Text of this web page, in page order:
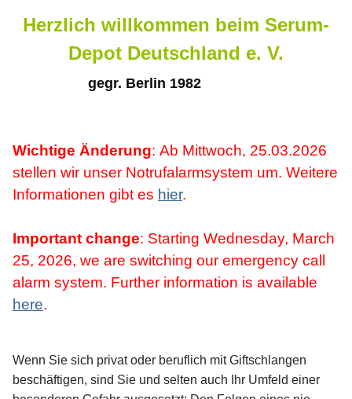
Herzlich willkommen beim Serum-
Depot Deutschland e. V.
gegr. Berlin 1982
Wichtige Änderung: Ab Mittwoch, 25.03.2026
stellen wir unser Notrufalarmsystem um. Weitere
Informationen gibt es hier.
Important change: Starting Wednesday, March
25, 2026, we are switching our emergency call
alarm system. Further information is available
here.
Wenn Sie sich privat oder beruflich mit Giftschlangen
beschäftigen, sind Sie und selten auch Ihr Umfeld einer